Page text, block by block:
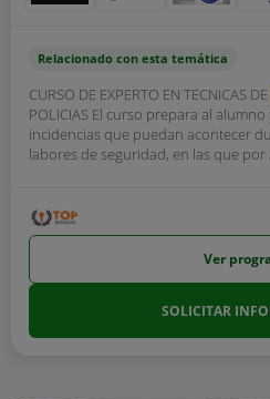
Relacionado con esta temática
CURSO DE EXPERTO EN TECNICAS DE
POLICIAS El curso prepara al
incidencias que puedan acontecer
labores de seguridad, en las que por
Ver
SOLICITAR